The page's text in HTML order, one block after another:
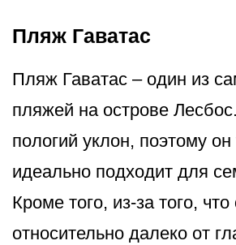
Пляж Гаватас
Пляж Гаватас – один из
пляжей на острове
пологий уклон, поэтому
идеально подходит для
Кроме того, из-за того, что
относительно далеко от